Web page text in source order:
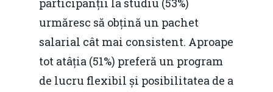
participanții la studiu (53%)
urmăresc să obțină un pachet
salarial cât mai consistent. Aproape
tot atâția (51%) preferă un program
de lucru flexibil și posibilitatea de a